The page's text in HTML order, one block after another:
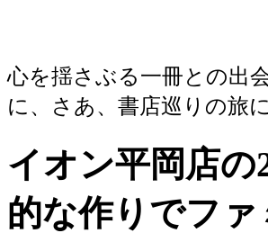
心を揺さぶる一冊との出
に、さあ、書店巡りの旅
イオン平岡店の
的な作りでフ